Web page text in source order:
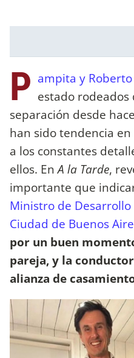
P ampita y
estado
separación desde
han sido tendencia
a los constantes
ellos. EnA la Tarde,
importante que
Ministro de Desarrollo
Ciudad de Buenos
por un buen
pareja, y la
alianza de